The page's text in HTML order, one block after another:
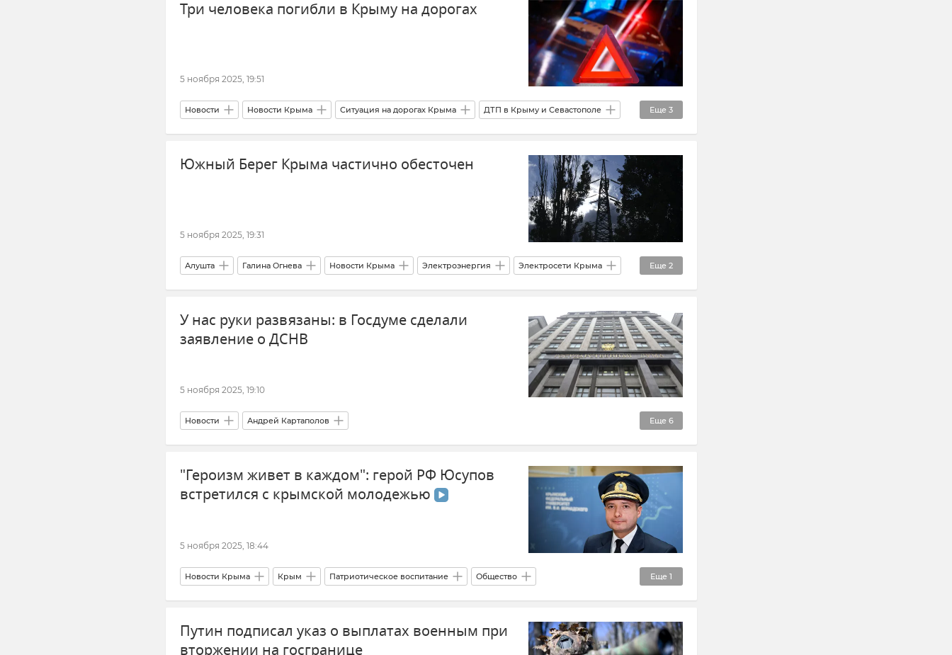
Три человека погибли в Крыму на дорогах
5 ноября 2025, 19:51
Еще 3
Новости Новости Крыма Ситуация на дорогах Крыма ДТП в Крыму и Севастополе
Госавтоинспекция Крыма Ситуация на дорогах Крыма и хроника ДТП Происшествия
Южный Берег Крыма частично обесточен
5 ноября 2025, 19:31
Еще 2
Алушта Галина Огнева Новости Крыма Электроэнергия Электросети Крыма
Электричество Отключение электроэнергии
У нас руки развязаны: в Госдуме сделали
заявление о ДСНВ
5 ноября 2025, 19:10
Еще 6
Новости Андрей Картаполов
Договор о стратегических наступательных вооружениях (ДСНВ)
Договор о всеобъемлющем запрещении ядерных испытаний (ДВЗЯИ) Россия США
В мире Ядерное сдерживание
"Героизм живет в каждом": герой РФ Юсупов
встретился с крымской молодежью
5 ноября 2025, 18:44
Еще 1
Новости Крыма Крым Патриотическое воспитание Общество
КФУ (Крымский федеральный университет)
Путин подписал указ о выплатах военным при
вторжении на госгранице